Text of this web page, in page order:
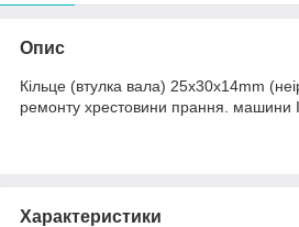
Опис
Кільце (втулка вала) 25x30x14mm
ремонту хрестовини прання. машини
Характеристики